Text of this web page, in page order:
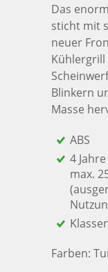
Das
sticht mit
neuer
Kühlergrill
Blinkern
Masse
ABS
4
max.
Farben: